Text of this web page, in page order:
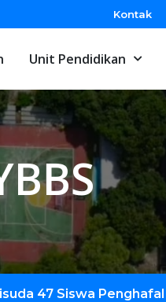
Kontak
Unit Pendidikan
47 Siswa